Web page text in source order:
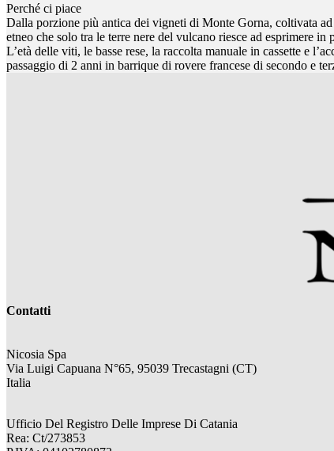
Perché ci piace
Dalla porzione più antica dei vigneti di Monte Gorna, coltivata
etneo che solo tra le terre nere del vulcano riesce ad esprimere
L’età delle viti, le basse rese, la raccolta manuale in cassette e
passaggio di 2 anni in barrique di rovere francese di secondo e
Contatti
Nicosia Spa
Via Luigi Capuana N°65, 95039 Trecastagni (CT)
Italia
Ufficio Del Registro Delle Imprese Di Catania
Rea: Ct/273853